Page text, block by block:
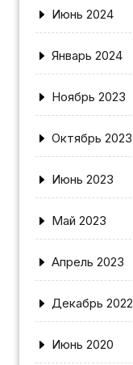
Июнь 2024
Январь 2024
Ноябрь 2023
Октябрь 2023
Июнь 2023
Май 2023
Апрель 2023
Декабрь 2022
Июнь 2020